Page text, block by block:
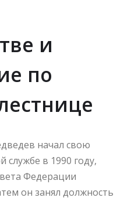
и
по
начал свою
службе в 1990 году,
Федерации
он занял должность